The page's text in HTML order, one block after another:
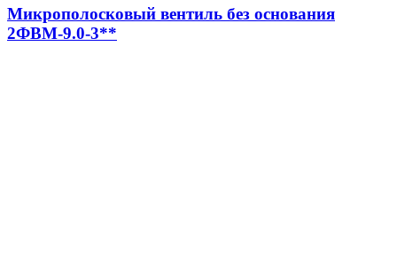
Микрополосковый вентиль без основания
2ФВМ-9.0-3**